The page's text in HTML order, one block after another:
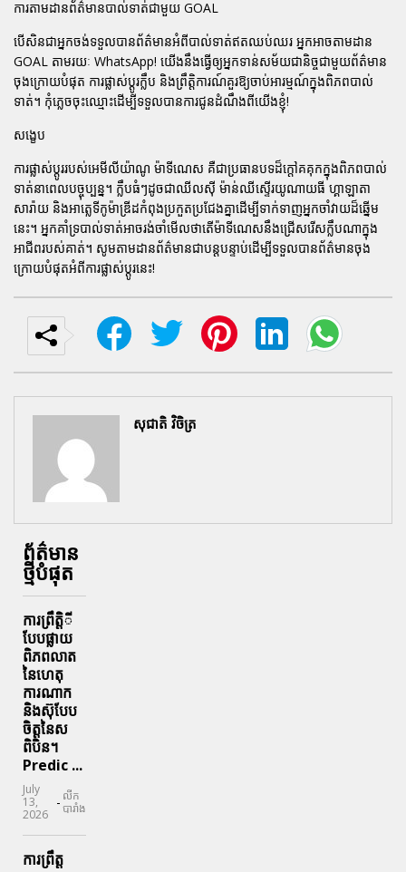
ការតាមដានព័ត៌មានបាល់ទាត់ជាមួយ GOAL
បើសិនជាអ្នកចង់ទទួលបានព័ត៌មានអំពីបាល់ទាត់ឥតឈប់ឈរ អ្នកអាចតាមដាន
GOAL តាមរយៈ WhatsApp! យើងនឹងធ្វើឲ្យអ្នកទាន់សម័យជានិច្ចជាមួយព័ត៌មាន
ចុងក្រោយបំផុត ការផ្លាស់ប្តូរក្លឹប និងព្រឹត្តិការណ៍គួរឱ្យចាប់អារម្មណ៍ក្នុងពិភពបាល់
ទាត់។ កុំភ្លេចចុះឈ្មោះដើម្បីទទួលបានការជូនដំណឹងពីយើងខ្ញុំ!
សង្ខេប
ការផ្លាស់ប្តូររបស់អេមីលីយ៉ាណូ ម៉ាទីណេស គឺជាប្រធានបទដ៏ក្តៅគគុកក្នុងពិភពបាល់
ទាត់នាពេលបច្ចុប្បន្ន។ ក្លឹបធំៗដូចជាឈីលស៊ី ម៉ាន់ឈីស្ទើរយូណាយធី ហ្គាឡាតា
សារ៉ាយ និងអាត្លេទីកូម៉ាឌ្រីដកំពុងប្រកួតប្រជែងគ្នាដើម្បីទាក់ទាញអ្នកចាំវាយដ៏ឆ្នើម
នេះ។ អ្នកគាំទ្របាល់ទាត់អាចរង់ចាំមើលថាតើម៉ាទីណេសនឹងជ្រើសរើសក្លឹបណាក្នុង
អាជីពរបស់គាត់។ សូមតាមដានព័ត៌មានជាបន្តបន្ទាប់ដើម្បីទទួលបានព័ត៌មានចុង
ក្រោយបំផុតអំពីការផ្លាស់ប្តូរនេះ!
សុជាតិ វិចិត្រ
ព័ត៌មាន
ថ្មីបំផុត
ការព្រឹតិ្តី
បែបផ្លាយ
ពិភពលាត
នៃហេតុ
ការណាក
និងស៊ុបែប
ចិត្តនៃស
ពិបិន។
Predic ...
July
13,
2026
- លីក
បារាំង
ការព្រឹត្ត